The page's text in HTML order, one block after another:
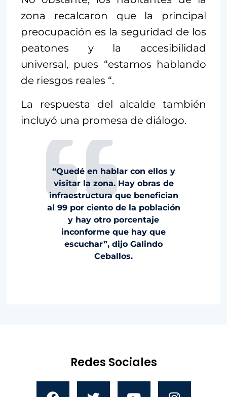
zona recalcaron que la principal
preocupación es la seguridad de los
peatones y la accesibilidad
universal, pues “estamos hablando
de riesgos reales “.
La respuesta del alcalde también
incluyó una promesa de diálogo.
“Quedé en hablar con ellos y
visitar la zona. Hay obras de
infraestructura que benefician
al 99 por ciento de la población
y hay otro porcentaje
inconforme que hay que
escuchar”, dijo Galindo
Ceballos.
Redes Sociales